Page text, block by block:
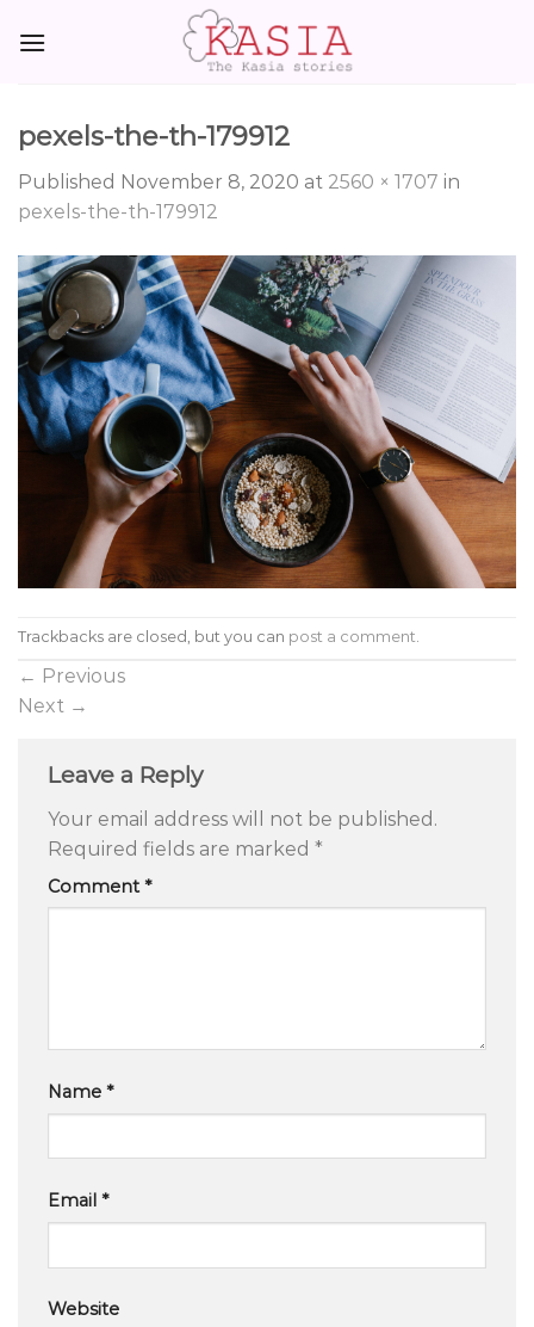
pexels-the-th-179912
Published November 8, 2020 at 2560 × 1707 in
pexels-the-th-179912
Trackbacks are closed, but you can post a comment.
← Previous
Next →
Leave a Reply
Your email address will not be published.
Required fields are marked *
Comment *
Name *
Email *
Website